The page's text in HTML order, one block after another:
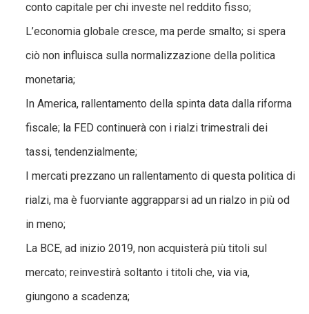
conto capitale per chi investe nel reddito fisso;
L’economia globale cresce, ma perde smalto; si spera
ciò non influisca sulla normalizzazione della politica
monetaria;
In America, rallentamento della spinta data dalla riforma
fiscale; la FED continuerà con i rialzi trimestrali dei
tassi, tendenzialmente;
I mercati prezzano un rallentamento di questa politica di
rialzi, ma è fuorviante aggrapparsi ad un rialzo in più od
in meno;
La BCE, ad inizio 2019, non acquisterà più titoli sul
mercato; reinvestirà soltanto i titoli che, via via,
giungono a scadenza;